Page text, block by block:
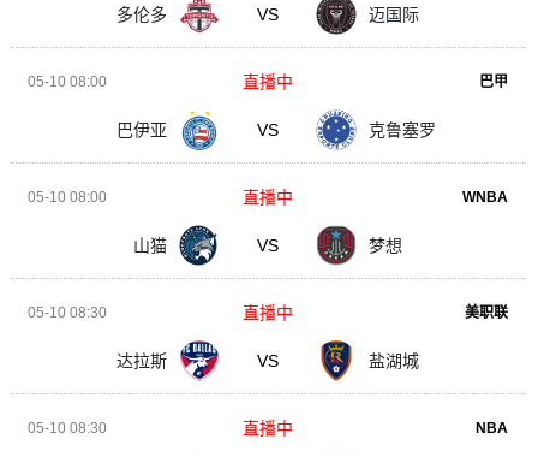
多伦多 VS 迈国际
05-10 08:00 巴甲
巴伊亚 VS 克鲁塞罗
直播中
05-10 08:00 WNBA
山猫 VS 梦想
直播中
05-10 08:30 美职联
达拉斯 VS 盐湖城
直播中
05-10 08:30 NBA
直播中